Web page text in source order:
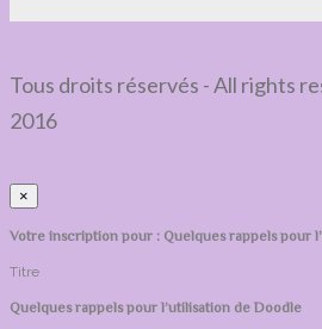
Tous droits réservés - All rights
2016
×
Votre inscription pour : Quelques rappels pour
Titre
Quelques rappels pour l’utilisation de Doodle